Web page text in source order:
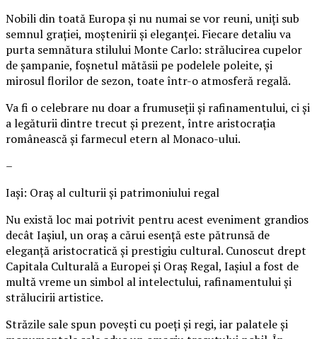
Nobili din toată Europa și nu numai se vor reuni, uniți sub
semnul grației, moștenirii și eleganței. Fiecare detaliu va
purta semnătura stilului Monte Carlo: strălucirea cupelor
de șampanie, foșnetul mătăsii pe podelele poleite, și
mirosul florilor de sezon, toate într-o atmosferă regală.
Va fi o celebrare nu doar a frumuseții și rafinamentului, ci și
a legăturii dintre trecut și prezent, între aristocrația
românească și farmecul etern al Monaco-ului.
–
Iași: Oraș al culturii și patrimoniului regal
Nu există loc mai potrivit pentru acest eveniment grandios
decât Iașiul, un oraș a cărui esență este pătrunsă de
eleganță aristocratică și prestigiu cultural. Cunoscut drept
Capitala Culturală a Europei și Oraș Regal, Iașiul a fost de
multă vreme un simbol al intelectului, rafinamentului și
strălucirii artistice.
Străzile sale spun povești cu poeți și regi, iar palatele și